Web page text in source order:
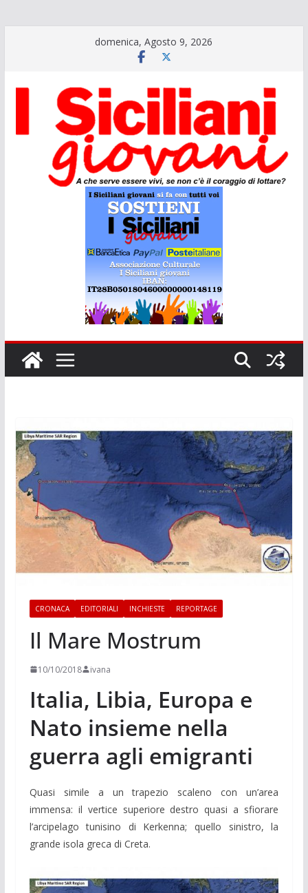
domenica, Agosto 9, 2026
CRONACA EDITORIALI INCHIESTE REPORTAGE
Il Mare Mostrum
10/10/2018 ivana
Italia, Libia, Europa e
Nato insieme nella
guerra agli emigranti
Quasi simile a un trapezio scaleno con un’area
immensa: il vertice superiore destro quasi a sfiorare
l’arcipelago tunisino di Kerkenna; quello sinistro, la
grande isola greca di Creta.